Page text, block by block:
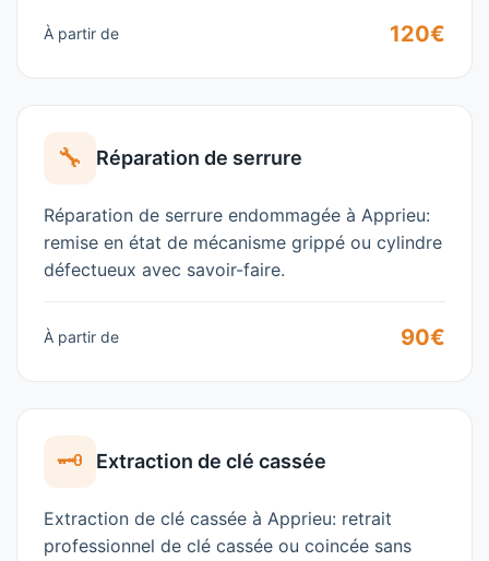
À partir de 120€
🔧 Réparation de serrure
Réparation de serrure endommagée à Apprieu:
remise en état de mécanisme grippé ou cylindre
défectueux avec savoir-faire.
À partir de 90€
🗝️ Extraction de clé cassée
Extraction de clé cassée à Apprieu: retrait
professionnel de clé cassée ou coincée sans